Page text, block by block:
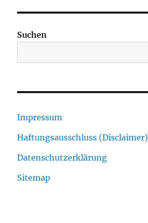
Suchen
Impressum
Haftungsausschluss (Disclaimer)
Datenschutzerklärung
Sitemap